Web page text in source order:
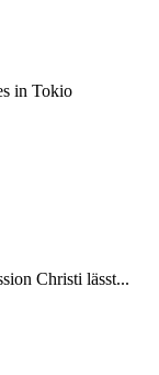
in Tokio
Christi lässt...